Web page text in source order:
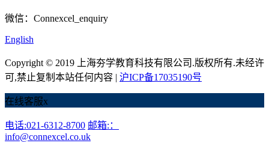
微信：Connexcel_enquiry
English
Copyright © 2019 上海夯学教育科技有限公司.版权所有.未经许
可,禁止复制本站任何内容 | 沪ICP备17035190号
在线客服x
电话:021-6312-8700 邮箱:：
info@connexcel.co.uk